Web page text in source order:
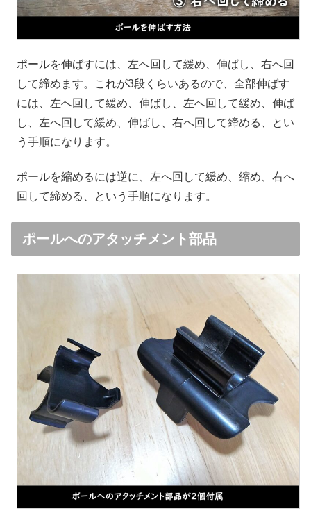
ポールを伸ばすには、左へ回して緩め、伸ばし、右へ回
して締めます。これが3段くらいあるので、全部伸ばす
には、左へ回して緩め、伸ばし、左へ回して緩め、伸ば
し、左へ回して緩め、伸ばし、右へ回して締める、とい
う手順になります。
ポールを縮めるには逆に、左へ回して緩め、縮め、右へ
回して締める、という手順になります。
ポールへのアタッチメント部品